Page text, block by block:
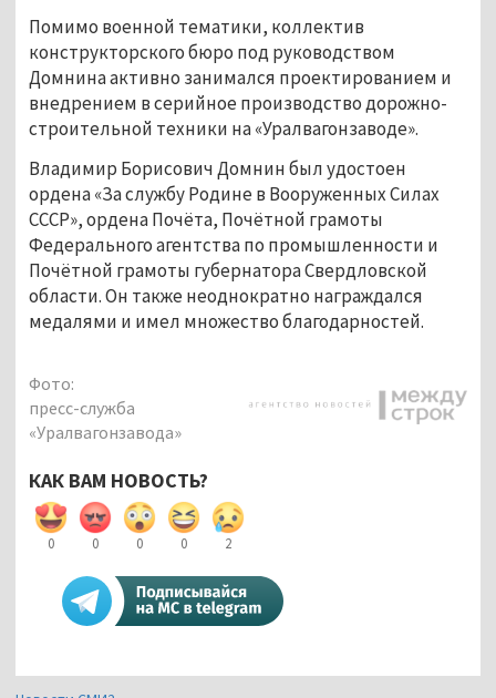
Помимо военной тематики, коллектив
конструкторского бюро под руководством
Домнина активно занимался проектированием и
внедрением в серийное производство дорожно-
строительной техники на «Уралвагонзаводе».
Владимир Борисович Домнин был удостоен
ордена «За службу Родине в Вооруженных Силах
СССР», ордена Почёта, Почётной грамоты
Федерального агентства по промышленности и
Почётной грамоты губернатора Свердловской
области. Он также неоднократно награждался
медалями и имел множество благодарностей.
Фото:
пресс-служба
«Уралвагонзавода»
КАК ВАМ НОВОСТЬ?
0 0 0 0 2